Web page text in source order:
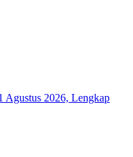
Agustus 2026, Lengkap